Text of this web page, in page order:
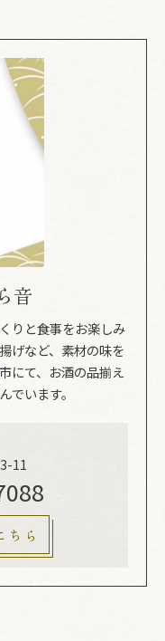
音
りと食事をお楽しみ
げなど、素材の味を
にて、お酒の品揃え
でいます。
11
ちら